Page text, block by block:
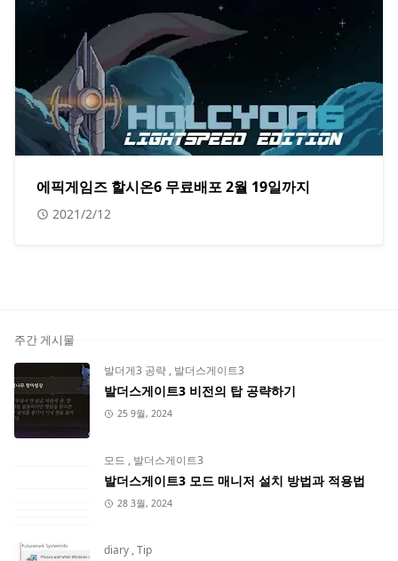
에픽게임즈 할시온6 무료배포 2월 19일까지
2021/2/12
주간 게시물
발더게3 공략 , 발더스게이트3
발더스게이트3 비전의 탑 공략하기
25 9월, 2024
모드 , 발더스게이트3
발더스게이트3 모드 매니저 설치 방법과 적용법
28 3월, 2024
diary ,Tip